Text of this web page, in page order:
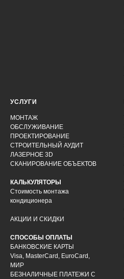
УСЛУГИ
МОНТАЖ
ОБСЛУЖИВАНИЕ
ПРОЕКТИРОВАНИЕ
СТРОИТЕЛЬНЫЙ АУДИТ
ЛАЗЕРНОЕ 3D
СКАНИРОВАНИЕ ОБЪЕКТОВ
КАЛЬКУЛЯТОРЫ
Стоимость монтажа
кондиционера
АКЦИИ И СКИДКИ
СПОСОБЫ ОПЛАТЫ
БАНКОВСКИЕ КАРТЫ
Visa, MasterCard, EuroCard,
МИР
БЕЗНАЛИЧНЫЕ ПЛАТЕЖИ С